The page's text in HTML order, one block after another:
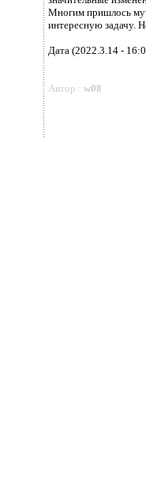
Многим пришлось
интересную задачу.
Дата (2022.3.14 -
Автор : w08